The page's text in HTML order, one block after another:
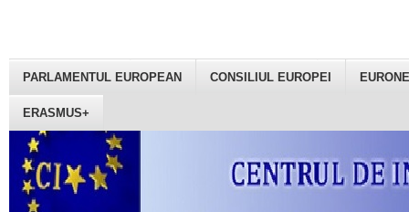
PARLAMENTUL EUROPEAN CONSILIUL EUROPEI
ERASMUS+